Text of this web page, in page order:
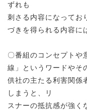
ずれも
刺さる内容になってお
づきを得られる内容に
〇番組のコンセプトや
線」というワードやそ
供社の主たる利害関係
しまうと、リ
スナーの抵抗感が強く